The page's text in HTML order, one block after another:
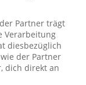
Partner trägt
Verarbeitung
diesbezüglich
der Partner
dich direkt an